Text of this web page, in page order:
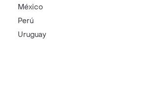
México
Perú
Uruguay